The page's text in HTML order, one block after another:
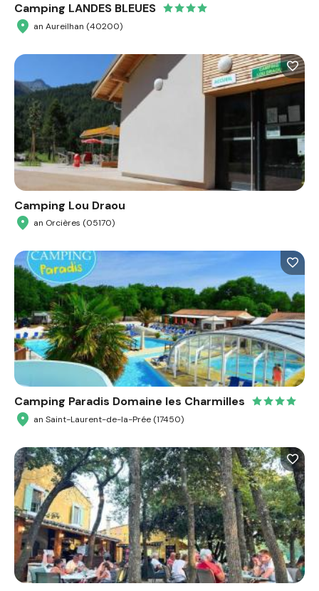
Camping LANDES BLEUES
an Aureilhan (40200)
Camping Lou Draou
an Orcières (05170)
Camping Paradis Domaine les Charmilles
an Saint-Laurent-de-la-Prée (17450)